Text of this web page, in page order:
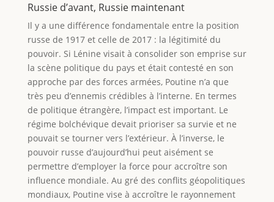
Russie d’avant, Russie maintenant
Il y a une différence fondamentale entre la position
russe de 1917 et celle de 2017 : la légitimité du
pouvoir. Si Lénine visait à consolider son emprise sur
la scène politique du pays et était contesté en son
approche par des forces armées, Poutine n’a que
très peu d’ennemis crédibles à l’interne. En termes
de politique étrangère, l’impact est important. Le
régime bolchévique devait prioriser sa survie et ne
pouvait se tourner vers l’extérieur. À l’inverse, le
pouvoir russe d’aujourd’hui peut aisément se
permettre d’employer la force pour accroître son
influence mondiale. Au gré des conflits géopolitiques
mondiaux, Poutine vise à accroître le rayonnement